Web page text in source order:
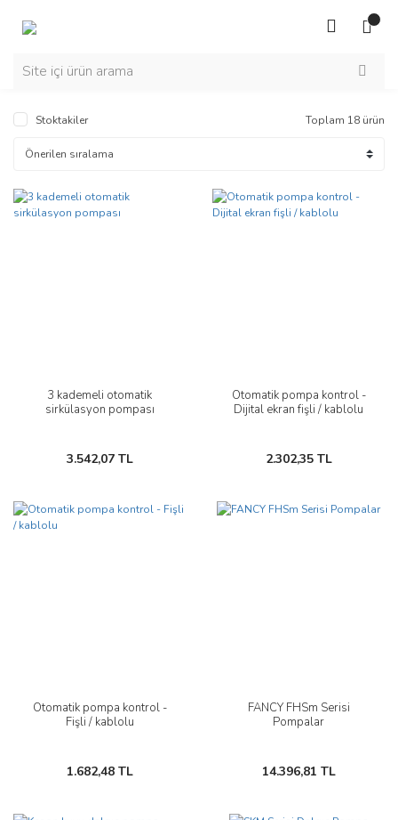
Stoktakiler Toplam 18 ürün
3 kademeli otomatik
sirkülasyon pompası
3.542,07 TL
Otomatik pompa kontrol -
Dijital ekran fişli / kablolu
2.302,35 TL
Otomatik pompa kontrol -
Fişli / kablolu
1.682,48 TL
FANCY FHSm Serisi
Pompalar
14.396,81 TL